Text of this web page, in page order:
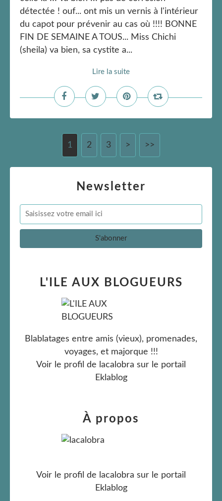
détectée ! ouf... ont mis un vernis à l'intérieur
du capot pour prévenir au cas où !!!! BONNE
FIN DE SEMAINE A TOUS... Miss Chichi
(sheila) va bien, sa cystite a...
Lire la suite
1 2 3 > >>
Newsletter
L'ILE AUX BLOGUEURS
Blablatages entre amis (vieux), promenades,
voyages, et majorque !!!
Voir le profil de lacalobra sur le portail
Eklablog
À propos
Voir le profil de lacalobra sur le portail
Eklablog